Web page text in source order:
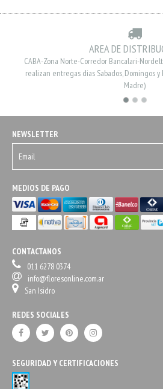
AREA DE
CABA-Zona Norte-Corredor Bancalari-
realizan entregas dias Sabados, Domingos
Madre)
NEWSLETTER
MEDIOS DE PAGO
CONTACTANOS
011 6278 0374
info@floresonline.com.ar
San Isidro
REDES SOCIALES
SEGURIDAD Y CERTIFICACIONES